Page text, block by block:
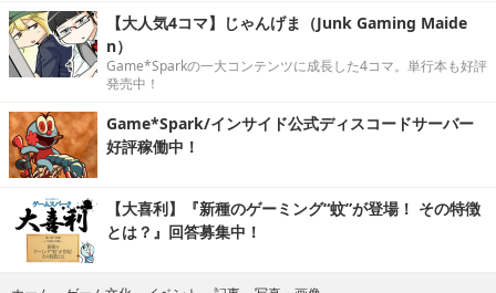
【大人気4コマ】じゃんげま（Junk Gaming Maide
n）
Game*Sparkの一大コンテンツに成長した4コマ。単行本も好評
発売中！
Game*Spark/インサイド公式ディスコードサーバー
好評稼働中！
【大喜利】『新種のゲーミング“蚊”が登場！ その特徴
とは？』回答募集中！